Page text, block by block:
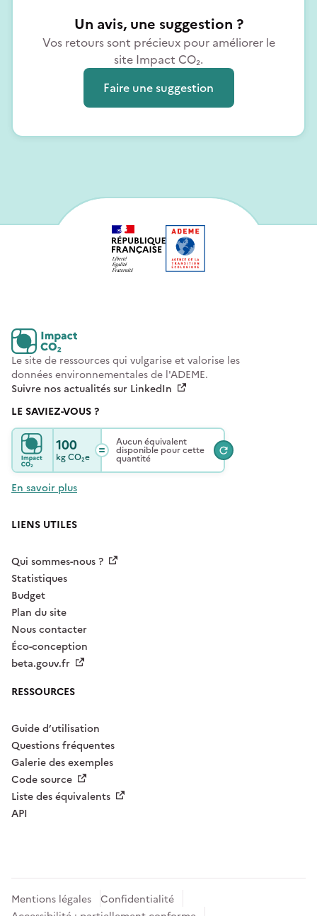
Un avis, une suggestion ?
Vos retours sont précieux pour améliorer le
site Impact CO₂.
Faire une suggestion
Le site de ressources qui vulgarise et valorise les
données environnementales de l'ADEME.
Suivre nos actualités sur LinkedIn
LE SAVIEZ-VOUS ?
100
kgCO₂e
Aucun équivalent
disponible pour cette
quantité
En savoir plus
LIENS UTILES
Qui sommes-nous ?
Statistiques
Budget
Plan du site
Nous contacter
Éco-conception
beta.gouv.fr
RESSOURCES
Guide d’utilisation
Questions fréquentes
Galerie des exemples
Code source
Liste des équivalents
API
Mentions légales
Confidentialité